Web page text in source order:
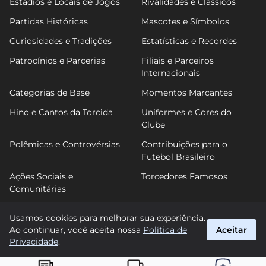
Partidas Históricas
Mascotes e Símbolos
Curiosidades e Tradições
Estatísticas e Recordes
Patrocínios e Parcerias
Filiais e Parceiros
Internacionais
Categorias de Base
Momentos Marcantes
Hino e Cantos da Torcida
Uniformes e Cores do
Clube
Polêmicas e Controvérsias
Contribuições para o
Futebol Brasileiro
Ações Sociais e
Comunitárias
Torcedores Famosos
FutPonte
Usamos cookies para melhorar sua experiência.
Ao continuar, você aceita nossa Política de
Privacidade.
Aceitar